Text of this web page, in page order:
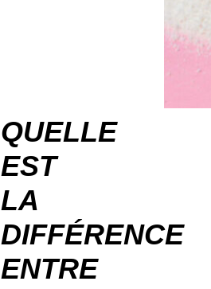
QUELLE
EST
LA
DIFFÉRENCE
ENTRE